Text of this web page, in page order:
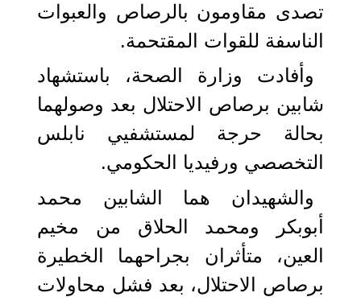
تصدى مقاومون بالرصاص والعبوات
الناسفة للقوات المقتحمة.
وأفادت وزارة الصحة، باستشهاد
شابين برصاص الاحتلال بعد وصولهما
بحالة حرجة لمستشفيي نابلس
التخصصي ورفيديا الحكومي.
والشهيدان هما الشابين محمد
أبوبكر ومحمد الحلاق من مخيم
العين، متأثران بجراحهما الخطيرة
برصاص الاحتلال، بعد فشل محاولات